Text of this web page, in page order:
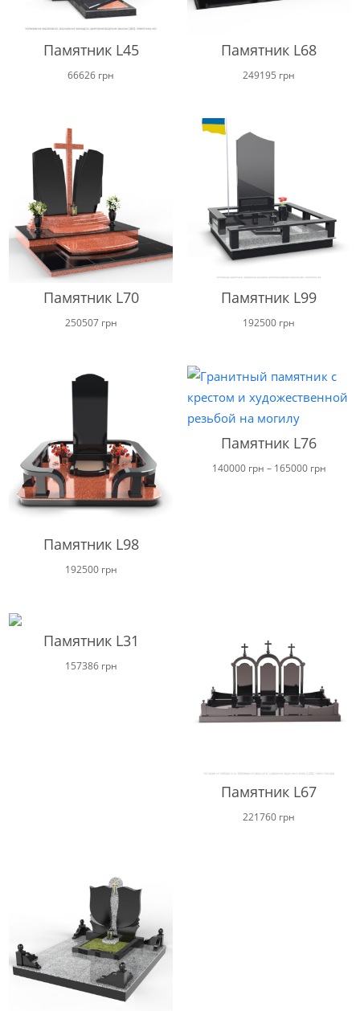
Памятник L45
66626 грн
Памятник L68
249195 грн
Памятник L70
250507 грн
Памятник L99
192500 грн
Памятник L98
192500 грн
Памятник L76
140000 грн – 165000 грн
Памятник L31
157386 грн
Памятник L67
221760 грн